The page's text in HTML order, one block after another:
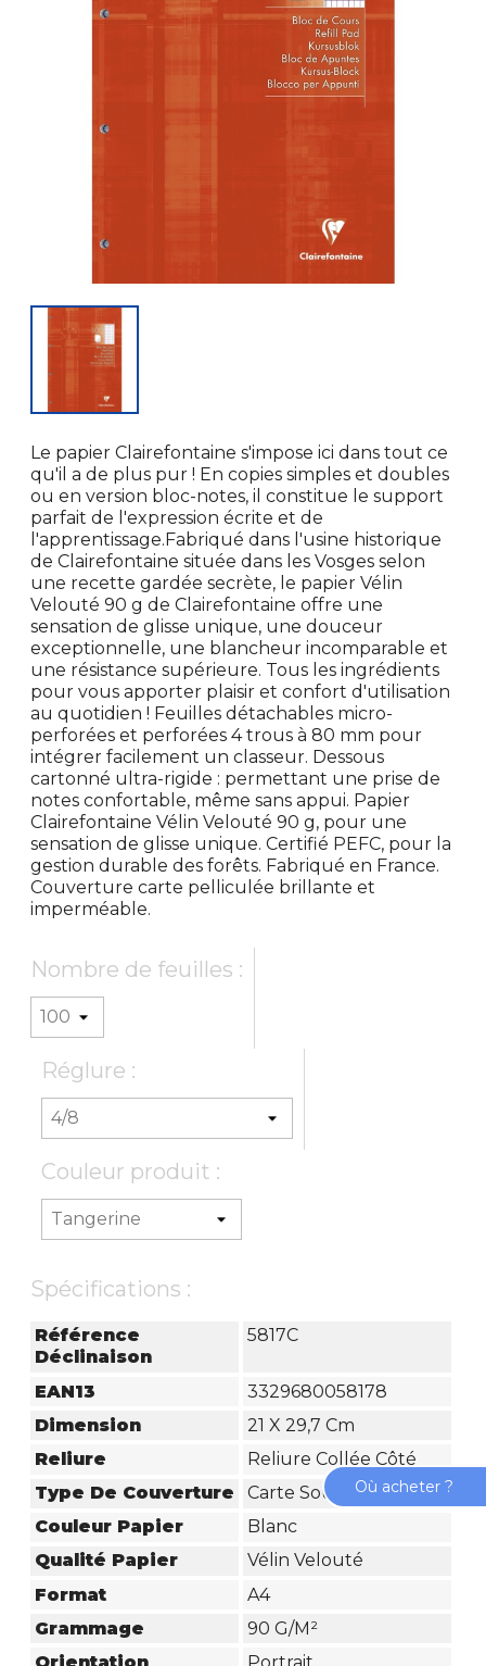
Le papier Clairefontaine s'impose ici dans tout ce
qu'il a de plus pur ! En copies simples et doubles
ou en version bloc-notes, il constitue le support
parfait de l'expression écrite et de
l'apprentissage.Fabriqué dans l'usine historique
de Clairefontaine située dans les Vosges selon
une recette gardée secrète, le papier Vélin
Velouté 90 g de Clairefontaine offre une
sensation de glisse unique, une douceur
exceptionnelle, une blancheur incomparable et
une résistance supérieure. Tous les ingrédients
pour vous apporter plaisir et confort d'utilisation
au quotidien ! Feuilles détachables micro-
perforées et perforées 4 trous à 80 mm pour
intégrer facilement un classeur. Dessous
cartonné ultra-rigide : permettant une prise de
notes confortable, même sans appui. Papier
Clairefontaine Vélin Velouté 90 g, pour une
sensation de glisse unique. Certifié PEFC, pour la
gestion durable des forêts. Fabriqué en France.
Couverture carte pelliculée brillante et
imperméable.
Nombre de feuilles :
Réglure :
Couleur produit :
Spécifications :
Référence
Déclinaison
5817C
EAN13
3329680058178
Dimension
21 X 29,7 Cm
Reliure
Reliure Collée Côté
Type De Couverture
Carte Souple
Couleur Papier
Blanc
Qualité Papier
Vélin Velouté
Format
A4
Grammage
90 G/m²
Où acheter ?